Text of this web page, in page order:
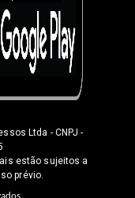
Ltda - CNPJ -
estão sujeitos a
prévio.